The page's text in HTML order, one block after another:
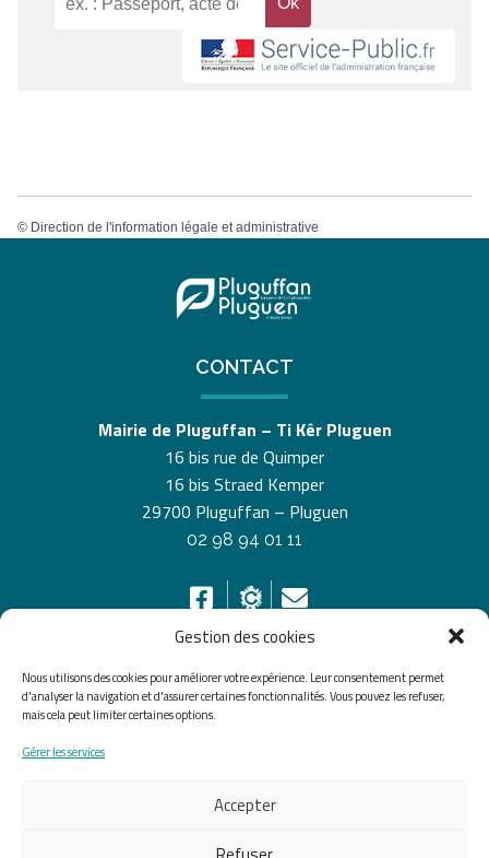
Gestion des cookies
Nous utilisons des cookies pour améliorer votre expérience. Leur consentement permet
d'analyser la navigation et d'assurer certaines fonctionnalités. Vous pouvez les refuser,
mais cela peut limiter certaines options.
Gérer les services
Accepter
© Direction de l'information légale et administrative
CONTACT
Mairie de Pluguffan – Ti Kêr Pluguen
16 bis rue de Quimper
16 bis Straed Kemper
29700 Pluguffan – Pluguen
02 98 94 01 11
HORAIRES D’OUVERTURE
Du lundi au vendredi de 8h30 à 12h30 et de 13h30 à
Accessibilité
Confidentialité